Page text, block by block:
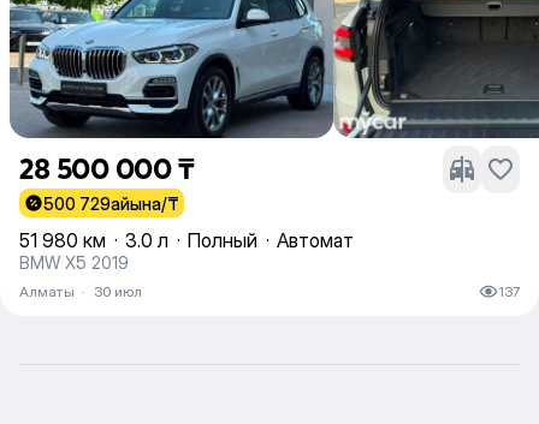
28 500 000 ₸
500 729айына/₸
51 980 км · 3.0 л · Полный · Автомат
BMW X5 2019
Алматы · 30 июл 137